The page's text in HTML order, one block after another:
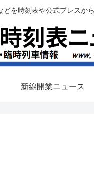
を時刻表や公式プレスか
新線開業ニュース